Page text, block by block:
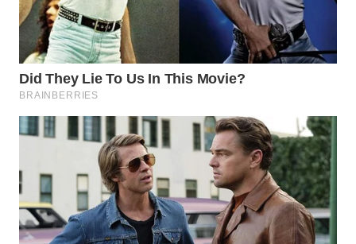
WAHANA
KONSUMEN
WAHANA
WAHANA
TV